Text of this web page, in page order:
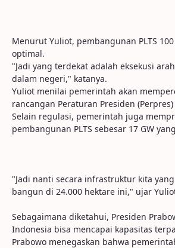
Menurut Yuliot, pembangunan PLTS
optimal.
"Jadi yang terdekat adalah eksekusi
dalam negeri," katanya.
Yuliot menilai pemerintah akan
rancangan Peraturan Presiden
Selain regulasi, pemerintah juga
pembangunan PLTS sebesar 17 GW
"Jadi nanti secara infrastruktur kita
bangun di 24.000 hektare ini," ujar
Sebagaimana diketahui, Presiden
Indonesia bisa mencapai kapasitas
Prabowo menegaskan bahwa